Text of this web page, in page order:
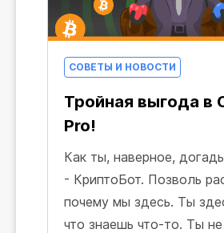
СОВЕТЫ И НОВОСТИ
Тройная выгода в
Pro!
Как ты, наверное,
- КриптоБот. Позволь
почему мы здесь. Ты
что знаешь что-то. Ты